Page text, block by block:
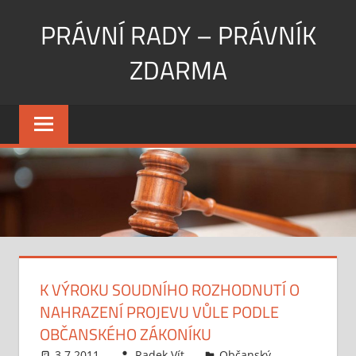
PRÁVNÍ RADY – PRÁVNÍK
ZDARMA
Potřebujete
získat
rady,
nebo
advokáta
hodil
K VÝROKU SOUDNÍHO ROZHODNUTÍ O
NAHRAZENÍ PROJEVU VŮLE PODLE
OBČANSKÉHO ZÁKONÍKU